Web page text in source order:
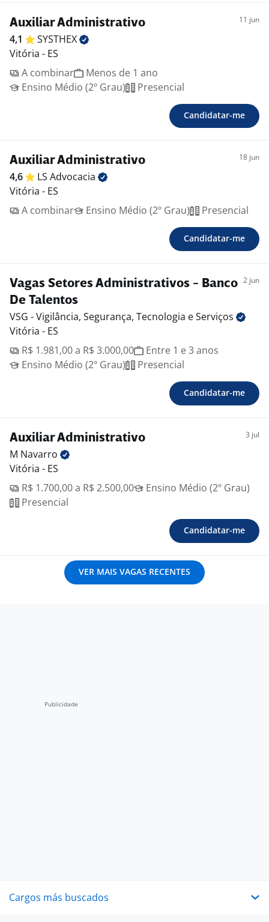
Auxiliar Administrativo 11 jun
4,1
SYSTHEX
Vitória - ES
A combinar
Menos de 1 ano
Ensino Médio (2º Grau)
Presencial
Candidatar-me
Auxiliar Administrativo 18 jun
4,6 LS Advocacia
Vitória - ES
A combinar
Ensino Médio (2º Grau) Presencial
Candidatar-me
Vagas Setores Administrativos - Banco
De Talentos
2 jun
VSG - Vigilância, Segurança, Tecnologia eServiços
Vitória - ES
R$ 1.981,00 a R$ 3.000,00
Entre 1 e 3 anos
Ensino Médio (2º Grau)
Presencial
Candidatar-me
Auxiliar Administrativo 3 jul
M Navarro
Vitória - ES
R$ 1.700,00 a R$ 2.500,00
Ensino Médio (2º Grau)
Presencial
Candidatar-me
VER MAIS VAGAS RECENTES
Cargos más buscados